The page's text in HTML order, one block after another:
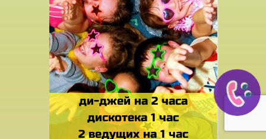
ди-джей на 2 часа
дискотека 1 час
2 ведущих на 1 час